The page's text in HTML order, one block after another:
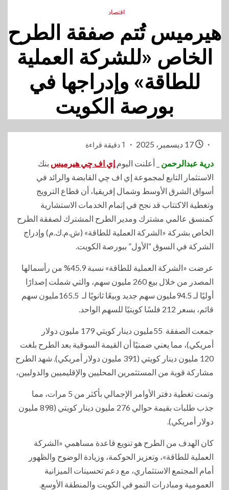
اقتصاد
هيرميس تُتم صفقة الطرح
الخاص «للشركة العملية
للطاقة» وإدراجها في
بورصة الكويت
1 دقيقة قراءة
درية عبدالرحمن _ أعلنت اليوم إي اف چي هيرميس بنك
الاستثمار التابع لمجموعة إي اف چي القابضة والرائد في
أسواق الشرق الأوسط وشمال إفريقيا، أن قطاع الترويج
وتغطية الاكتتاب قد نجح في إتمام الخدمات الاستشارية
كمنسق عالمي مشترك ومدير الطرح المشترك لصفقة الطرح
الخاص بشركة «الشركة العملية للطاقة» (ش.م.ك.م) وإدراج
الشركة في السوق “الأول” ببورصة الكويت.
عرضت «الشركة العملية للطاقة» نسبة 45.9% من رأسمالها
المصدر من خلال بيع 260 مليون سهم، والتي شملت إصدارًا
أوليًا لـ 94.5مليون سهم جديد وبيعًا ثانويًا لـ 165.5مليون سهم
قائم، بسعر 212 فلسًا كويتيًا للسهم الواحد.
جمعت الصفقة 55مليون دينار كويتي 179 مليون دولار
أمريكي)، مما يعني ضمنيًا أن القيمة السوقية بعد الطرح بلغت
120 مليون دينار كويتي (391 مليون دولار أمريكي). شهد الطرح
مشاركة قوية من المستثمرين المحليين والإقليميين والدوليين،
وتمت تغطية دفتر الأوامر الإجمالي بأكثر من 5 مرات، مما
جذب طلبات بقيمة حوالي 276 مليون دينار كويتي (898 مليون
دولار أمريكي).
كان الهدف من الطرح هو تنويع قاعدة مساهمي «الشركة
العملية للطاقة»، وتعزيز الحوكمة، وزيادة الوضوح والظهور
أمام المجتمع الاستثماري، مع دعم تحسينات الميزانية
العمومية ومبادرات النمو في الكويت والمنطقة الأوسع.